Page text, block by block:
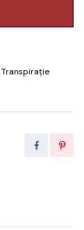
Transpirație